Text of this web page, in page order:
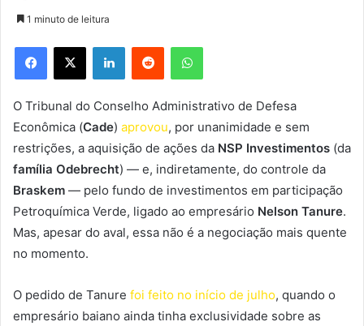
1 minuto de leitura
Facebook
X LinkedinReddit WhatsApp
O Tribunal do Conselho Administrativo de Defesa
Econômica (Cade) aprovou, por unanimidade e sem
restrições, a aquisição de ações da NSP Investimentos (da
família Odebrecht) — e, indiretamente, do controle da
Braskem — pelo fundo de investimentos em participação
Petroquímica Verde, ligado ao empresário Nelson Tanure.
Mas, apesar do aval, essa não é a negociação mais quente
no momento.
O pedido de Tanure foi feito no início de julho, quando o
empresário baiano ainda tinha exclusividade sobre as